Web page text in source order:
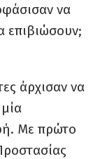
να
επιβιώσουν;
άρχισαν να
Με πρώτο